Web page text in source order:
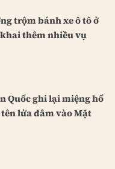
trộm bánh xe ô tô ở
thêm nhiều vụ
Quốc ghi lại miệng hố
lửa đâm vào Mặt